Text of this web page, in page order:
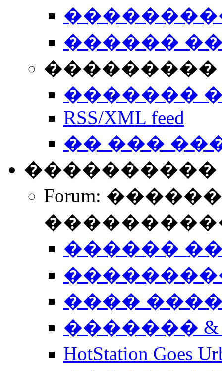
������
���������
�������
RSS/XML feed
�� ���
����������
Forum:
������
����
�������
HotStation